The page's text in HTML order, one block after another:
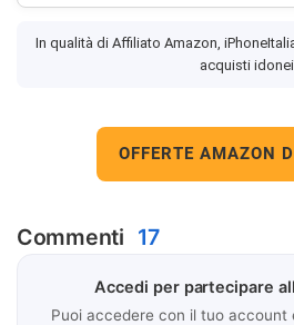
In qualità di Affiliato Amazon,
acquisti idonei.
OFFERTE AMAZON
Commenti 17
Accedi per partecipare
Puoi accedere con il tuo account